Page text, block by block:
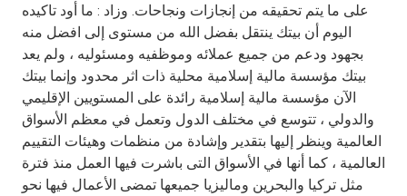
على ما يتم تحقيقه من إنجازات ونجاحات. وزاد : ما أود تاكيده
اليوم أن بيتك ينتقل بفضل الله من مستوى إلى افضل منه
بجهود ودعم من جميع عملائه وموظفيه ومسئوليه ، ولم يعد
بيتك مؤسسة مالية إسلامية محلية ذات اثر محدود وإنما بيتك
الآن مؤسسة مالية إسلامية رائدة على المستويين الإقليمي
والدولي ، تتوسع في مختلف الدول وتعمل في معظم الأسواق
العالمية وينظر إليها بتقدير وإشادة من منظمات وهيئات التقييم
العالمية ، كما أنها في الأسواق التى باشرت فيها العمل منذ فترة
مثل تركيا والبحرين وماليزيا جميعها تمضى الأعمال فيها نحو